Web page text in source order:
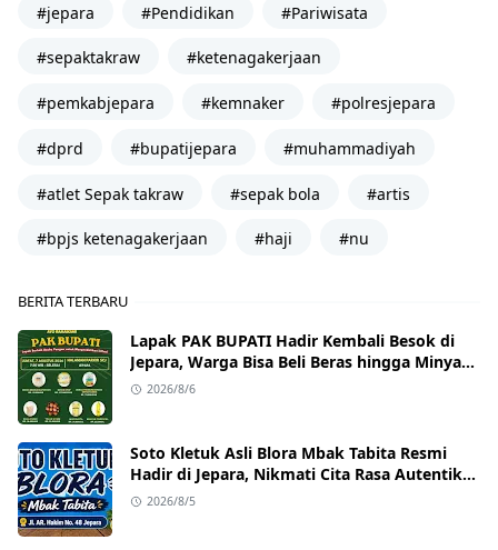
#jepara #Pendidikan #Pariwisata
#sepaktakraw #ketenagakerjaan
#pemkabjepara #kemnaker #polresjepara
#dprd #bupatijepara #muhammadiyah
#atlet Sepak takraw #sepak bola #artis
#bpjs ketenagakerjaan #haji #nu
BERITA TERBARU
Lapak PAK BUPATI Hadir Kembali Besok di
Jepara, Warga Bisa Beli Beras hingga Minyak
Goreng dengan Harga Terjangkau
2026/8/6
Soto Kletuk Asli Blora Mbak Tabita Resmi
Hadir di Jepara, Nikmati Cita Rasa Autentik
Mulai Rp10 Ribu
2026/8/5